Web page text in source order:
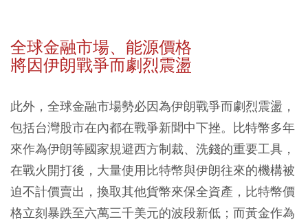
全球金融市場、能源價格
將因伊朗戰爭而劇烈震盪
此外，全球金融市場勢必因為伊朗戰爭而劇烈震盪，
包括台灣股市在內都在戰爭新聞中下挫。比特幣多年
來作為伊朗等國家規避西方制裁、洗錢的重要工具，
在戰火開打後，大量使用比特幣與伊朗往來的機構被
迫不計價賣出，換取其他貨幣來保全資產，比特幣價
格立刻暴跌至六萬三千美元的波段新低；而黃金作為